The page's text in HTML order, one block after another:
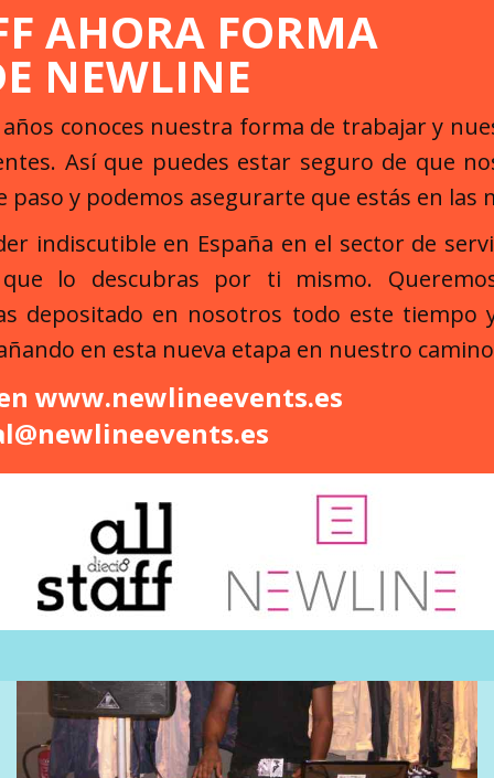
TELEFONISTA/RECEPCIONISTA
AHORA FORMA
NEWLINE
conoces nuestra forma de trabajar y
Así que puedes estar seguro de que
paso y podemos asegurarte que estás en las
indiscutible en España en el sector de
lo descubras por ti mismo.
depositado en nosotros todo este tiempo
en esta nueva etapa en nuestro
www.newlineevents.es